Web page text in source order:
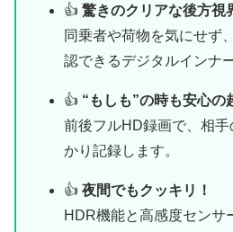
👍驚きのクリアな後方視
同乗者や荷物を気にせず
認できるデジタルインナ
👍 “もしも”の時も安心の
前後フルHD録画で、相
かり記録します。
👍夜間でもクッキリ！
HDR機能と高感度センサ